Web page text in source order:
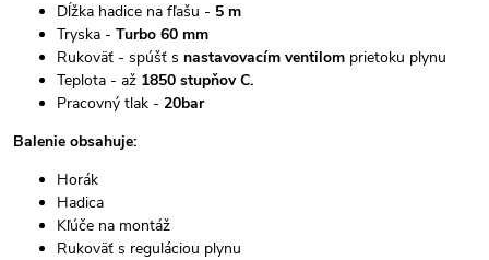
Dĺžka hadice na fľašu - 5 m
Tryska - Turbo 60 mm
Rukoväť - spúšť s nastavovacím ventilom prietoku plynu
Teplota - až 1850 stupňov C.
Pracovný tlak - 20bar
Balenie obsahuje:
Horák
Hadica
Kľúče na montáž
Rukoväť s reguláciou plynu